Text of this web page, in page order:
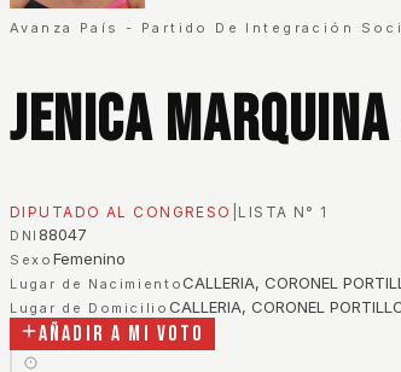
Avanza País - Partido De Integración
Jenica
DIPUTADO AL CONGRESO LISTA N° 1
DNI 88047
Sexo Femenino
Lugar de NacimientoCALLERIA, CORONEL
Lugar de Domicilio CALLERIA, CORONEL
Añadir a mi voto